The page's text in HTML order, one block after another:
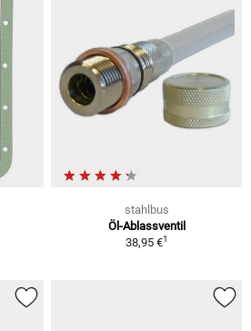
stahlbus
Öl-Ablassventil
38,95 €1